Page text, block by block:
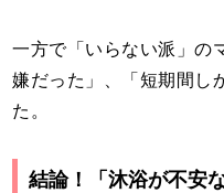
一方で「いらない派」の
嫌だった」、「短期間し
た。
結論！「沐浴が不安